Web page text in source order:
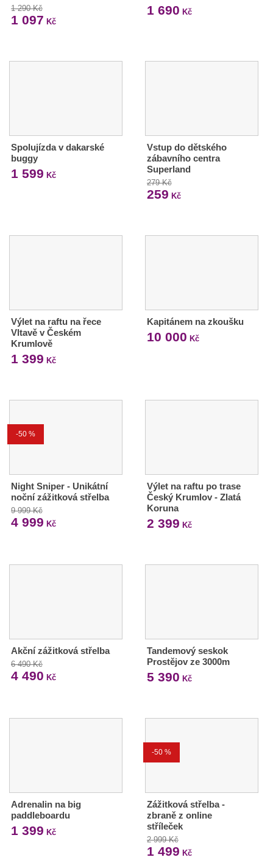
1 290 Kč
1 097 Kč
1 690 Kč
Spolujízda v dakarské
buggy
1 599 Kč
Vstup do dětského
zábavního centra
Superland
279 Kč
259 Kč
Výlet na raftu na řece
Vltavě v Českém
Krumlově
1 399 Kč
Kapitánem na zkoušku
10 000 Kč
-50 %
Night Sniper - Unikátní
noční zážitková střelba
9 999 Kč
4 999 Kč
Výlet na raftu po trase
Český Krumlov - Zlatá
Koruna
2 399 Kč
Akční zážitková střelba
6 490 Kč
4 490 Kč
Tandemový seskok
Prostějov ze 3000m
5 390 Kč
Adrenalin na big
paddleboardu
1 399 Kč
-50 %
Zážitková střelba -
zbraně z online
stříleček
2 999 Kč
1 499 Kč